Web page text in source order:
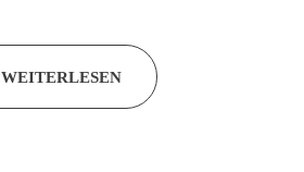
WEITERLESEN